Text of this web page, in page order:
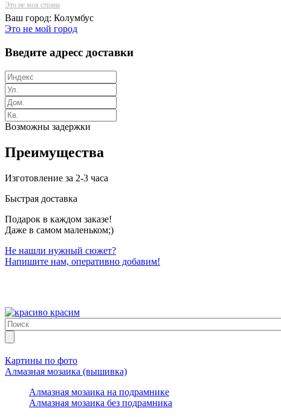
Это не моя страна
Ваш город: Колумбус
Это не мой город
Введите адресс доставки
Возможны задержки
Преимущества
Изготовление за 2-3 часа
Быстрая доставка
Подарок в каждом заказе!
Даже в самом маленьком;)
Не нашли нужный сюжет?
Напишите нам, оперативно добавим!
Картины по фото
Алмазная мозаика (вышивка)
Алмазная мозаика на подрамнике
Алмазная мозаика без подрамника